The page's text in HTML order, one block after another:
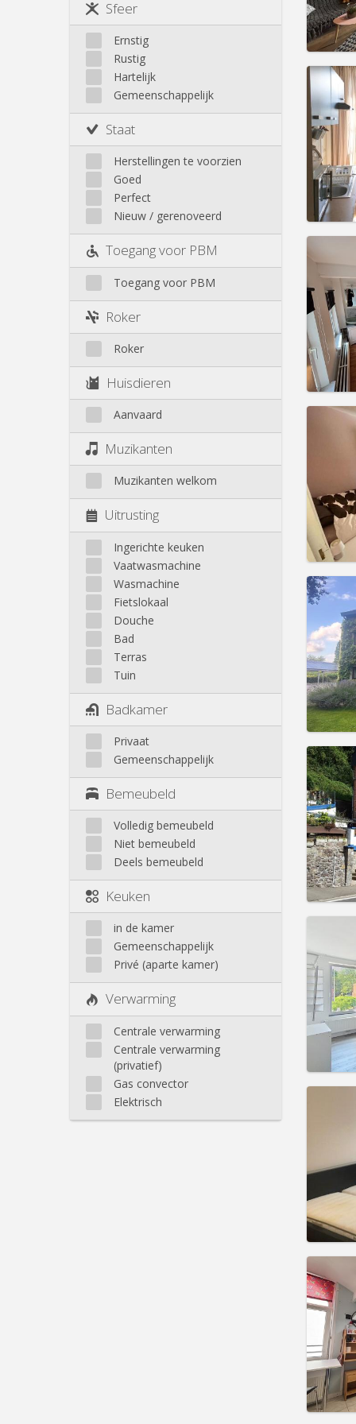
Saint-Laurent / Sainte-
Saint-Léonard
Sainte-Walburge
Luik
Sfeer
Ernstig
Rustig
Hartelijk
Gemeenschappelijk
Staat
Herstellingen te voorzien
Goed
Perfect
Nieuw / gerenoveerd
Toegang voor PBM
Toegang voor PBM
Roker
Roker
Huisdieren
Aanvaard
Muzikanten
Muzikanten welkom
Uitrusting
Ingerichte keuken
Vaatwasmachine
Wasmachine
Fietslokaal
Douche
Bad
Terras
Tuin
Badkamer
Privaat
Gemeenschappelijk
Bemeubeld
Volledig bemeubeld
Niet bemeubeld
Deels bemeubeld
Keuken
in de kamer
Gemeenschappelijk
Privé (aparte kamer)
Verwarming
Centrale verwarming
Centrale verwarming
(privatief)
Gas convector
Elektrisch
Huur:
Duur:
Huur:
Duur:
Huur:
Duur:
Huur:
Duur:
Huur:
Duur:
Huur:
Duur: